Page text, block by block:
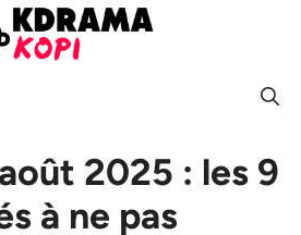
2025 : les 9
à ne pas